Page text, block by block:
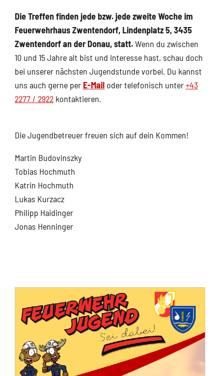
Die Treffen finden jede bzw. jede zweite Woche im
Feuerwehrhaus Zwentendorf, Lindenplatz 5, 3435
Zwentendorf an der Donau, statt.Wenn du zwischen
10 und 15 Jahre alt bist und Interesse hast, schau doch
bei unserer nächsten Jugendstunde vorbei. Du kannst
uns auch gerne per E-Mail oder telefonisch unter+43
2277 / 2922 kontaktieren.
Die Jugendbetreuer freuen sich auf dein Kommen!
Martin Budovinszky
Tobias Hochmuth
Katrin Hochmuth
Lukas Kurzacz
Philipp Haidinger
Jonas Henninger